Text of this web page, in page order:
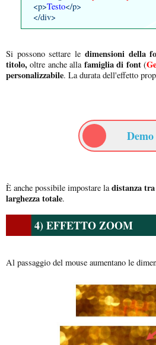
<p>Testo</p>
</div>
Si possono settare le dimensioni della
titolo, oltre anche allafamiglia di font(
personalizzabile. La durata dell'effetto
Demo
È anche possibile impostare ladistanza tra
larghezza totale.
4) EFFETTO ZOOM
Al passaggio del mouse aumentano le